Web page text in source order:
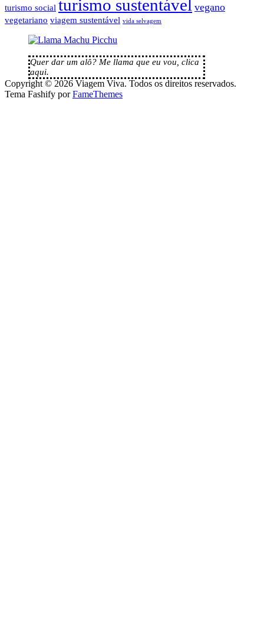
turismo social turismo sustentável vegano
vegetariano viagem sustentável vida selvagem
Quer dar um alô? Me llama que eu vou, clica
aqui.
Copyright © 2026 Viagem Viva. Todos os direitos reservados.
Tema Fashify porFameThemes